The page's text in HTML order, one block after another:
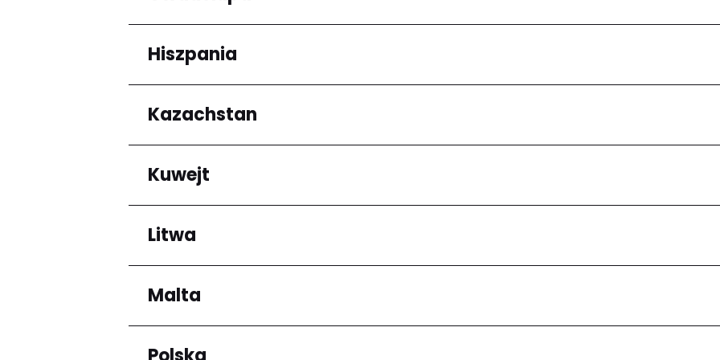
Arrondissement de Cayenne
Regiony
Grande-Terre
Hiszpania
Regiony
Andalucía
Kazachstan
Regiony
Almaty Region
Kuwejt
Regiony
Mubarak al-Kabir
Litwa
Regiony
Okręg kłajpedzki
Okręg mariampolski
Panevėžio apskritis
Malta
Regiony